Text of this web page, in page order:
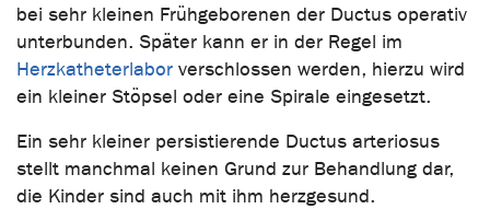
bei sehr kleinen Frühgeborenen der Ductus operativ
unterbunden. Später kann er in der Regel im
Herzkatheterlabor verschlossen werden, hierzu wird
ein kleiner Stöpsel oder eine Spirale eingesetzt.
Ein sehr kleiner persistierende Ductus arteriosus
stellt manchmal keinen Grund zur Behandlung dar,
die Kinder sind auch mit ihm herzgesund.